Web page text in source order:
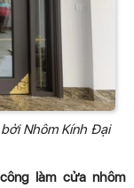
Nhôm Kính Đại
làm cửa nhôm